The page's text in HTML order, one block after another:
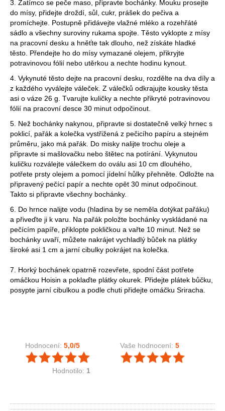
3. Zatímco se peče maso, připravte bochánky. Mouku prosejte
do mísy, přidejte droždí, sůl, cukr, prášek do pečiva a
promíchejte. Postupně přidávejte vlažné mléko a rozehřáté
sádlo a všechny suroviny rukama spojte. Těsto vyklopte z mísy
na pracovní desku a hněťte tak dlouho, než získáte hladké
těsto. Přendejte ho do mísy vymazané olejem, přikryjte
potravinovou fólií nebo utěrkou a nechte hodinu kynout.
4. Vykynuté těsto dejte na pracovní desku, rozdělte na dva díly a
z každého vyválejte váleček. Z válečků odkrajujte kousky těsta
asi o váze 26 g. Tvarujte kuličky a nechte přikryté potravinovou
fólií na pracovní desce 30 minut odpočinout.
5. Než bochánky nakynou, připravte si dostatečně velký hrnec s
poklicí, pařák a kolečka vystřižená z pečicího papíru a stejném
průměru, jako má pařák. Do misky nalijte trochu oleje a
připravte si mašlovačku nebo štětec na potírání. Vykynutou
kuličku rozválejte válečkem do oválu asi 10 cm dlouhého,
potřete prsty olejem a pomocí jídelní hůlky přehněte. Odložte na
připravený pečící papír a nechte opět 30 minut odpočinout.
Takto si připravte všechny bochánky.
6. Do hrnce nalijte vodu (hladina by se neměla dotýkat pařáku)
a přiveďte ji k varu. Na pařák položte bochánky vyskládané na
pečícím papíře, přiklopte pokličkou a vařte 10 minut. Než se
bochánky uvaří, můžete nakrájet vychladlý bůček na plátky
široké asi 1 cm a jarní cibulky pokrájet na kolečka.
7. Horký bochánek opatrně rozevřete, spodní část potřete
omáčkou Hoisin a poklaďte plátky okurek. Přidejte plátek bůčku,
posypte jarní cibulkou a podle chuti přidejte omáčku Sriracha.
Hodnocení: 5,0/5
Hodnotilo: 1
Vaše hodnocení: 5